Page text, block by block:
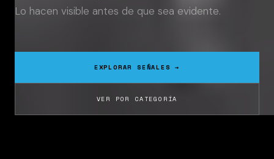
Lo hacen visible antes de que sea evidente.
EXPLORAR SEÑALES →
VER POR CATEGORÍA